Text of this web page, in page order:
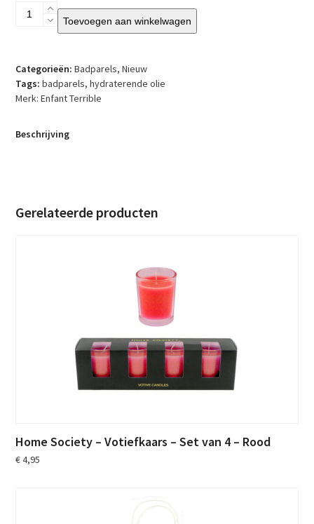
Enfant
hartjes
'Knuffelberen'
aantal
Toevoegen aan winkelwagen
Categorieën: Badparels,Nieuw
Tags: badparels,hydraterende olie
Merk:Enfant Terrible
Beschrijving
Gerelateerde producten
Home Society – Votiefkaars – Set van 4 – Rood
€4,95